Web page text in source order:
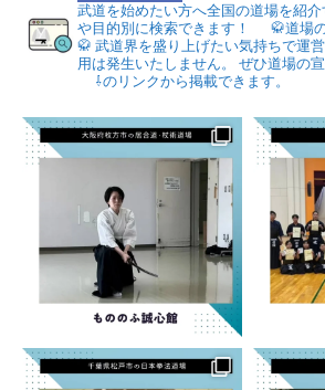
武道を始めたい方へ全国の道場を紹介
や目的別に検索できます！
🥋道場
🥋 武道界を盛り上げたい気持ちで運
用は発生いたしません。
ぜひ道場の
⇩のリンクから掲載できます。